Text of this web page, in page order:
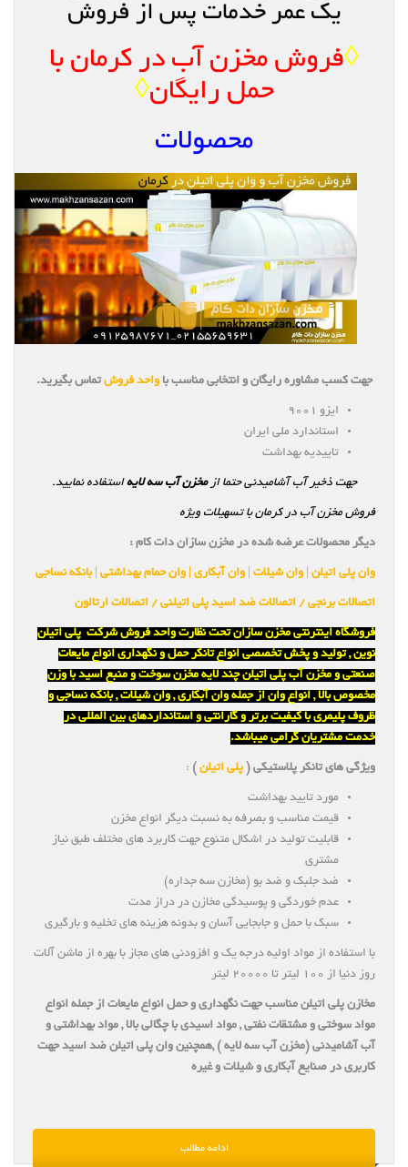
یک عمر خدمات پس از فروش
◊فروش مخزن آب در کرمان با
حمل رایگان◊
محصولات
جهت کسب مشاوره رایگان و انتخابی مناسب باواحد فروشتماس بگیرید.
ایزو ۹۰۰۱
استاندارد ملی ایران
تاییدیه بهداشت
جهت ذخیر آب آشامیدنی حتما ازمخزن آب سه لایهاستفاده نمایید.
فروش مخزن آب در کرمان با تسهیلات ویژه
دیگر محصولات عرضه شده در مخزن سازان دات کام :
وان پلی اتیلن | وان شیلات | وان آبکاری | وان حمام بهداشتی | بانکه نساجی
اتصالات برنجی / اتصالات ضد اسید پلی اتیلنی / اتصالات ارتالون
فروشگاه اینترنتی مخزن سازان تحت نظارت واحد فروش شرکت پلی اتیلن
نوین , تولید و پخش تخصصی انواع تانکر حمل و نگهداری انواع مایعات
صنعتی و مخزن آب پلی اتیلن چند لایه مخزن سوخت و منبع اسید با وزن
مخصوص بالا , انواع وان از جمله وان آبکاری , وان شیلات , بانکه نساجی و
ظروف پلیمری با کیفیت برتر و گارانتی و استانداردهای بین المللی در
خدمت مشتریان گرامی میباشد.
ویژگی های تانکر پلاستیکی ( پلی اتیلن )
:
مورد تایید بهداشت
قیمت مناسب و بصرفه به نسبت دیگر انواع مخزن
قابلیت تولید در اشکال متنوع جهت کاربرد های مختلف طبق نیاز
مشتری
ضد جلبک و ضد بو (مخازن سه جداره)
عدم خوردگی و پوسیدگی مخازن در دراز مدت
سبک با حمل و جابجایی آسان و بدونه هزینه های تخلیه و بارگیری
با استفاده از مواد اولیه درجه یک و افزودنی های مجاز با بهره از ماشن آلات
روز دنیا از ۱۰۰ لیتر تا ۲۰۰۰۰ لیتر
مخازن پلی اتیلن مناسب جهت نگهداری و حمل انواع مایعات از جمله انواع
مواد سوختی و مشتقات نفتی , مواد اسیدی با چگالی بالا , مواد بهداشتی و
آب آشامیدنی (مخزن آب سه لایه ) ,همچنین وان پلی اتیلن ضد اسید جهت
کاربری در صنایع آبکاری و شیلات و غیره
ادامه مطالب